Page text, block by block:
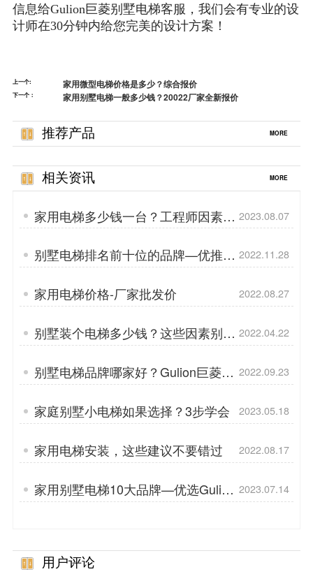
信息给Gulion巨菱别墅电梯客服，我们会有专业的设
计师在30分钟内给您完美的设计方案！
上一个: 家用微型电梯价格是多少？综合报价
下一个： 家用别墅电梯一般多少钱？20022厂家全新报价
推荐产品 MORE
相关资讯 MORE
家用电梯多少钱一台？工程师因素分
析
2023.08.07
别墅电梯排名前十位的品牌—优推
Gulion巨菱
2022.11.28
家用电梯价格-厂家批发价 2022.08.27
别墅装个电梯多少钱？这些因素别忽
略
2022.04.22
别墅电梯品牌哪家好？Gulion巨菱厂
家优选
2022.09.23
家庭别墅小电梯如果选择？3步学会 2023.05.18
家用电梯安装，这些建议不要错过 2022.08.17
家用别墅电梯10大品牌—优选Gulion
巨菱
2023.07.14
用户评论